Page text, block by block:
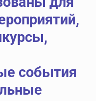
события